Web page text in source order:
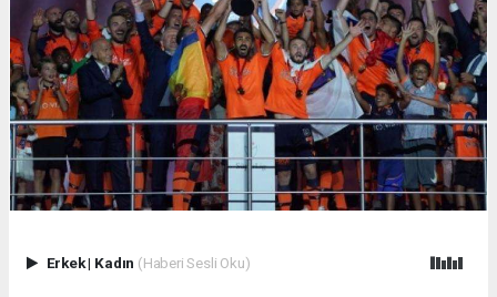
Erkek| Kadın (Haberi Sesli Oku)